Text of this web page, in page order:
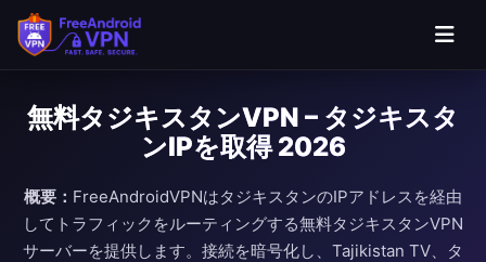
無料タジキスタンVPN – タジキスタ
ンIPを取得 2026
概要： FreeAndroidVPNはタジキスタンのIPアドレスを経由
してトラフィックをルーティングする無料タジキスタンVPN
サーバーを提供します。接続を暗号化し、Tajikistan TV、タ